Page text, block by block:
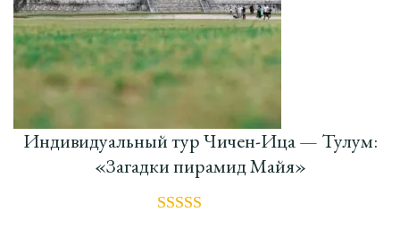
Индивидуальный тур Чичен-Ица — Тулум:
«Загадки пирамид Майя»